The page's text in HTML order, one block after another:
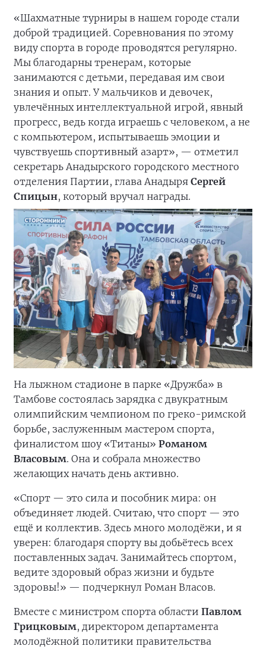
«Шахматные турниры в нашем городе стали
доброй традицией. Соревнования по этому
виду спорта в городе проводятся регулярно.
Мы благодарны тренерам, которые
занимаются с детьми, передавая им свои
знания и опыт. У мальчиков и девочек,
увлечённых интеллектуальной игрой, явный
прогресс, ведь когда играешь с человеком, а не
с компьютером, испытываешь эмоции и
чувствуешь спортивный азарт», — отметил
секретарь Анадырского городского местного
отделения Партии, глава Анадыря Сергей
Спицын, который вручал награды.
На лыжном стадионе в парке «Дружба» в
Тамбове состоялась зарядка с двукратным
олимпийским чемпионом по греко-римской
борьбе, заслуженным мастером спорта,
финалистом шоу «Титаны» Романом
Власовым. Она и собрала множество
желающих начать день активно.
«Спорт — это сила и пособник мира: он
объединяет людей. Считаю, что спорт — это
ещё и коллектив. Здесь много молодёжи, и я
уверен: благодаря спорту вы добьётесь всех
поставленных задач. Занимайтесь спортом,
ведите здоровый образ жизни и будьте
здоровы!» — подчеркнул Роман Власов.
Вместе с министром спорта области Павлом
Грицковым, директором департамента
молодёжной политики правительства